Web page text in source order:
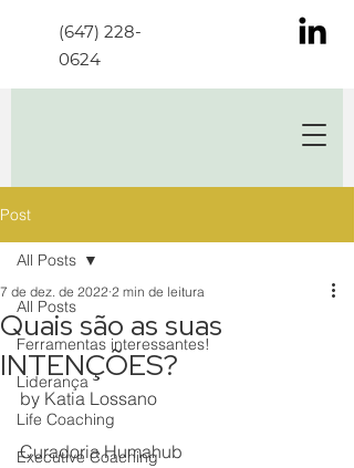
(647) 228-
0624
Post
All Posts
Ferramentas interessantes!
Liderança
Life Coaching
Executive Coaching
All Posts
Quais são as suas
INTENÇÕES?
7 de dez. de 2022 2 min de leitura
by Katia Lossano
Curadoria Humahub